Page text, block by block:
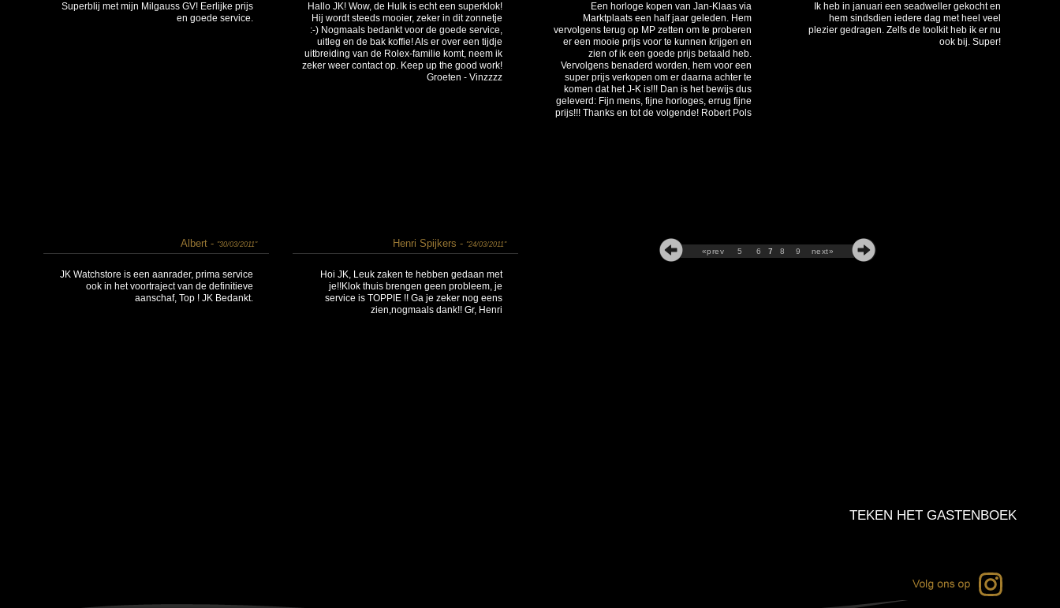
Superblij met mijn Milgauss GV! Eerlijke prijs
en goede service.
Hallo JK! Wow, de Hulk is echt een superklok!
Hij wordt steeds mooier, zeker in dit zonnetje
:-) Nogmaals bedankt voor de goede service,
uitleg en de bak koffie! Als er over een tijdje
uitbreiding van de Rolex-familie komt, neem ik
zeker weer contact op. Keep up the good work!
Groeten - Vinzzzz
Een horloge kopen van Jan-Klaas via
Marktplaats een half jaar geleden. Hem
vervolgens terug op MP zetten om te proberen
er een mooie prijs voor te kunnen krijgen en
zien of ik een goede prijs betaald heb.
Vervolgens benaderd worden, hem voor een
super prijs verkopen om er daarna achter te
komen dat het J-K is!!! Dan is het bewijs dus
geleverd: Fijn mens, fijne horloges, errug fijne
prijs!!! Thanks en tot de volgende! Robert Pols
Ik heb in januari een seadweller gekocht en
hem sindsdien iedere dag met heel veel
plezier gedragen. Zelfs de toolkit heb ik er nu
ook bij. Super!
Albert - "30/03/2011"
JK Watchstore is een aanrader, prima service
ook in het voortraject van de definitieve
aanschaf, Top ! JK Bedankt.
Henri Spijkers - "24/03/2011"
Hoi JK, Leuk zaken te hebben gedaan met
je!!Klok thuis brengen geen probleem, je
service is TOPPIE !! Ga je zeker nog eens
zien,nogmaals dank!! Gr, Henri
«prev 5 6 7 8 9 next»
TEKEN HET GASTENBOEK